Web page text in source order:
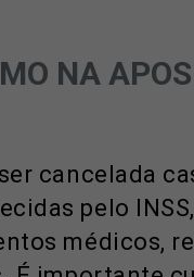
NA
cancelada
pelo
médicos,